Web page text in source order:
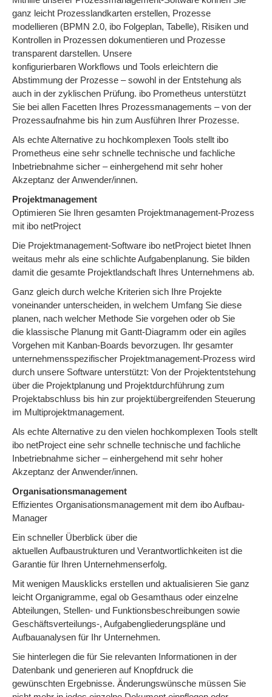
ganz leicht Prozesslandkarten erstellen, Prozesse
modellieren (BPMN 2.0, ibo Folgeplan, Tabelle), Risiken und
Kontrollen in Prozessen dokumentieren und Prozesse
transparent darstellen. Unsere
konfigurierbaren Workflows und Tools erleichtern die
Abstimmung der Prozesse – sowohl in der Entstehung als
auch in der zyklischen Prüfung. ibo Prometheus unterstützt
Sie bei allen Facetten Ihres Prozessmanagements – von der
Prozessaufnahme bis hin zum Ausführen Ihrer Prozesse.
Als echte Alternative zu hochkomplexen Tools stellt ibo
Prometheus eine sehr schnelle technische und fachliche
Inbetriebnahme sicher – einhergehend mit sehr hoher
Akzeptanz der Anwender/innen.
Projektmanagement
Optimieren Sie Ihren gesamten Projektmanagement-Prozess
mit ibo netProject
Die Projektmanagement-Software ibo netProject bietet Ihnen
weitaus mehr als eine schlichte Aufgabenplanung. Sie bilden
damit die gesamte Projektlandschaft Ihres Unternehmens ab.
Ganz gleich durch welche Kriterien sich Ihre Projekte
voneinander unterscheiden, in welchem Umfang Sie diese
planen, nach welcher Methode Sie vorgehen oder ob Sie
die klassische Planung mit Gantt-Diagramm oder ein agiles
Vorgehen mit Kanban-Boards bevorzugen. Ihr gesamter
unternehmensspezifischer Projektmanagement-Prozess wird
durch unsere Software unterstützt: Von der Projektentstehung
über die Projektplanung und Projektdurchführung zum
Projektabschluss bis hin zur projektübergreifenden Steuerung
im Multiprojektmanagement.
Als echte Alternative zu den vielen hochkomplexen Tools stellt
ibo netProject eine sehr schnelle technische und fachliche
Inbetriebnahme sicher – einhergehend mit sehr hoher
Akzeptanz der Anwender/innen.
Organisationsmanagement
Effizientes Organisationsmanagement mit dem ibo Aufbau-
Manager
Ein schneller Überblick über die
aktuellen Aufbaustrukturen und Verantwortlichkeiten ist die
Garantie für Ihren Unternehmenserfolg.
Mit wenigen Mausklicks erstellen und aktualisieren Sie ganz
leicht Organigramme, egal ob Gesamthaus oder einzelne
Abteilungen, Stellen- und Funktionsbeschreibungen sowie
Geschäftsverteilungs-, Aufgabengliederungspläne und
Aufbauanalysen für Ihr Unternehmen.
Sie hinterlegen die für Sie relevanten Informationen in der
Datenbank und generieren auf Knopfdruck die
gewünschten Ergebnisse. Änderungswünsche müssen Sie